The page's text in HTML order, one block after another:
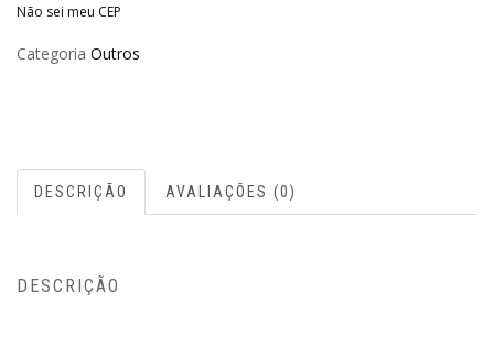
Não sei meu CEP
Categoria Outros
DESCRIÇÃO AVALIAÇÕES (0)
DESCRIÇÃO